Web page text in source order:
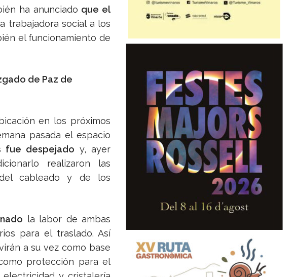
ha anunciado que el
trabajadora social a los
el funcionamiento de
de Paz de
en los próximos
pasada el espacio
fue despejado y, ayer
realizaron las
del cableado y de los
la labor de ambas
para el traslado. Así
a su vez como base
protección para el